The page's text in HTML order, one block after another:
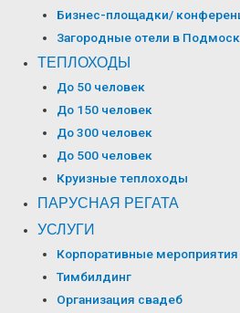
Бизнес-площадки/
Загородные отели в
ТЕПЛОХОДЫ
До 50 человек
До 150 человек
До 300 человек
До 500 человек
Круизные теплоходы
ПАРУСНАЯ РЕГАТА
УСЛУГИ
Корпоративные мероприятия
Тимбилдинг
Организация свадеб